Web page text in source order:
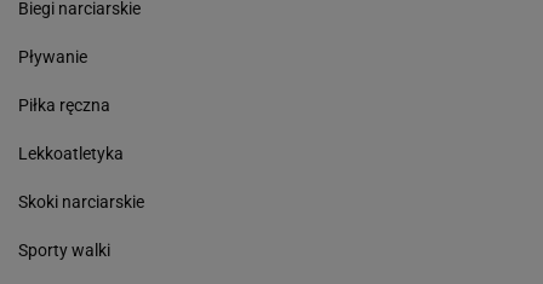
Biegi narciarskie
Pływanie
Piłka ręczna
Lekkoatletyka
Skoki narciarskie
Sporty walki